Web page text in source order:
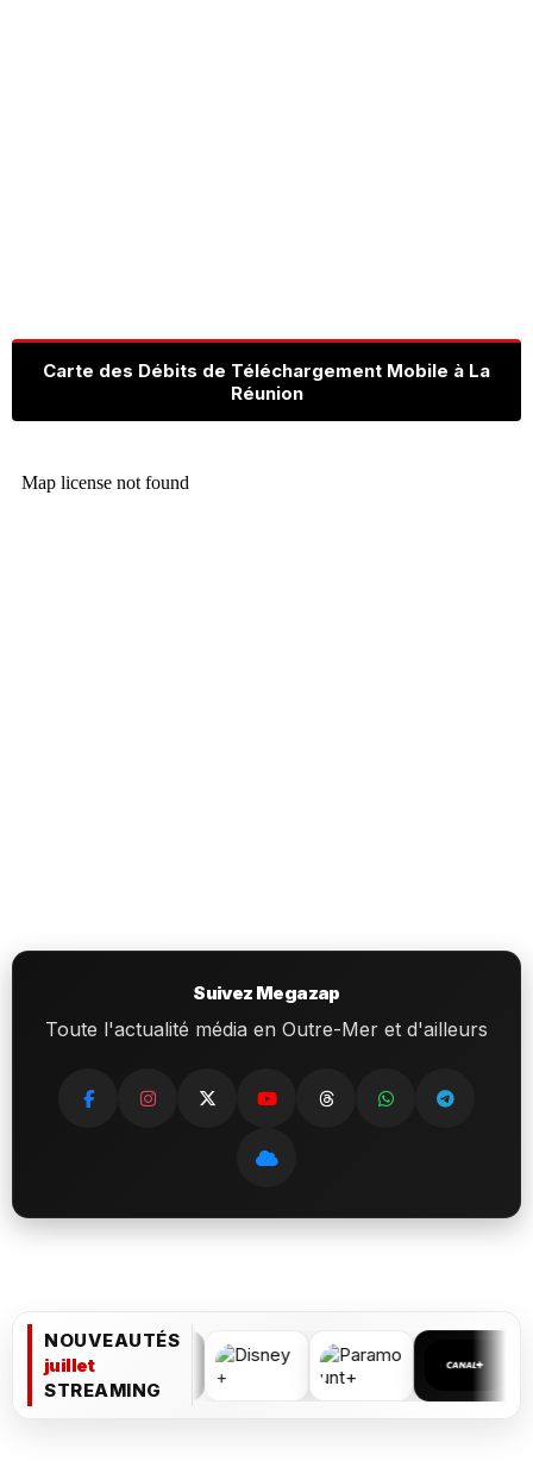
Carte des Débits de Téléchargement Mobile à La
Réunion
Suivez Megazap
Toute l'actualité média en Outre-Mer et d'ailleurs
NOUVEAUTÉS
juillet
STREAMING